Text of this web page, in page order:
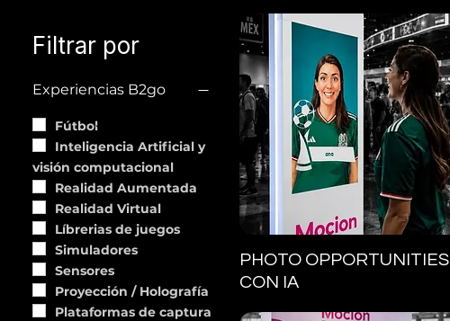
Filtrar por
Experiencias B2go
Fútbol
Inteligencia Artificial y
visión computacional
Realidad Aumentada
Realidad Virtual
Líbrerias de juegos
Simuladores
Sensores
Proyección / Holografía
Plataformas de captura
Vista rápida
PHOTO OPPORTUNITIES
CON IA